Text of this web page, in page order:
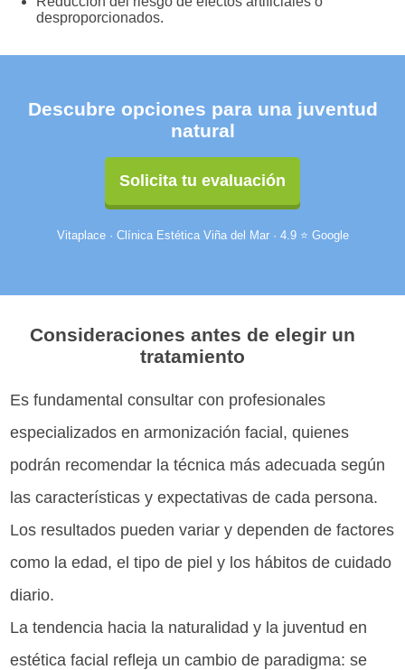
desproporcionados.
Descubre opciones para una juventud
natural
Solicita tu evaluación
Vitaplace · Clínica Estética Viña del Mar · 4.9 ⭐ Google
Consideraciones antes de elegir un
tratamiento
Es fundamental consultar con profesionales
especializados en armonización facial, quienes
podrán recomendar la técnica más adecuada según
las características y expectativas de cada persona.
Los resultados pueden variar y dependen de factores
como la edad, el tipo de piel y los hábitos de cuidado
diario.
La tendencia hacia la naturalidad y la juventud en
estética facial refleja un cambio de paradigma: se